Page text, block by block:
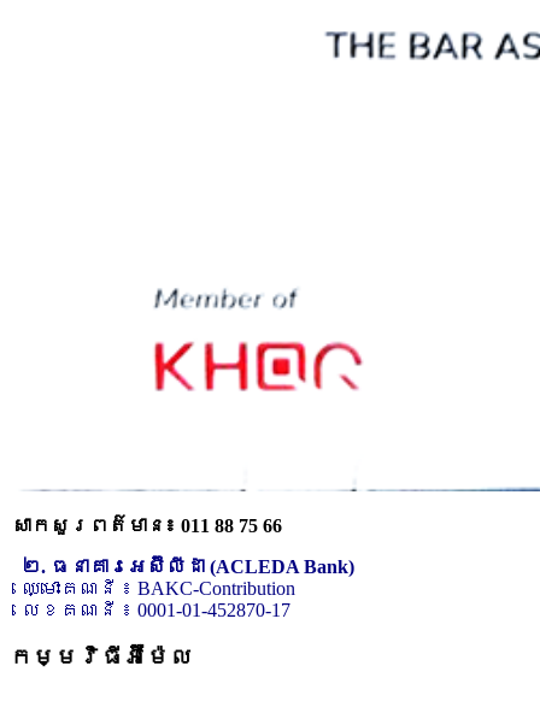
សាកសួរពត៌មាន៖ 011 88 75 66
២. ធនាគារអេស៊ីលីដា (ACLEDA Bank)
ឈ្មោះគណនី ៖ BAKC-Contribution
លេខគណនី ៖ 0001-01-452870-17
កម្មវិធីអ៊ីម៉ែល